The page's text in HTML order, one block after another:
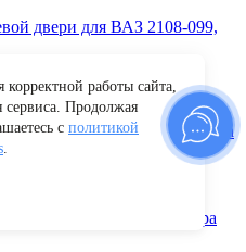
двери для ВАЗ 2108-099,
двери для Лада Приора
работы сайта,
сервиса. Продолжая
с политикой
.